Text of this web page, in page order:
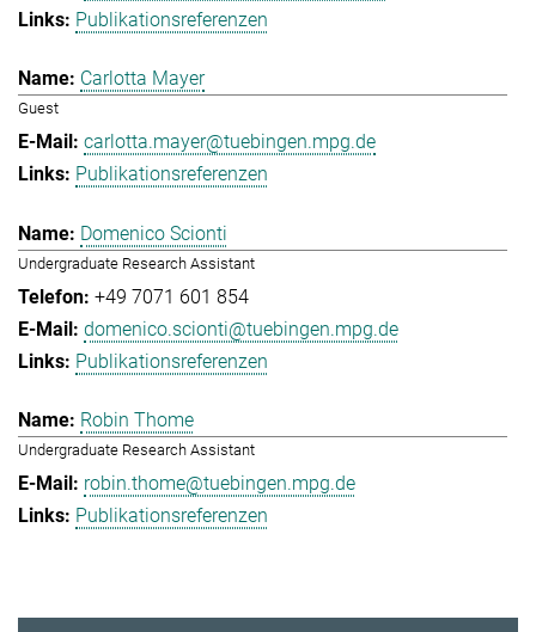
Publikationsreferenzen
Carlotta Mayer
Guest
carlotta.mayer@tuebingen.mpg.de
Publikationsreferenzen
Domenico Scionti
Undergraduate Research Assistant
+49 7071 601 854
domenico.scionti@tuebingen.mpg.de
Publikationsreferenzen
Robin Thome
Undergraduate Research Assistant
robin.thome@tuebingen.mpg.de
Publikationsreferenzen